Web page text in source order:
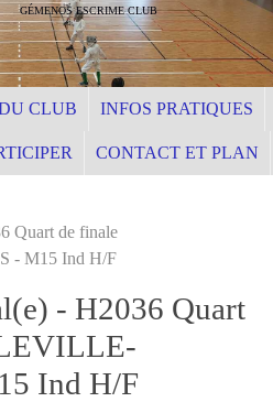
GÉMENOS ESCRIME CLUB
CLUB INFOS PRATIQUES
CONTACT ET PLAN
Quart de finale
- M15 Ind H/F
- H2036 Quart
Ind H/F